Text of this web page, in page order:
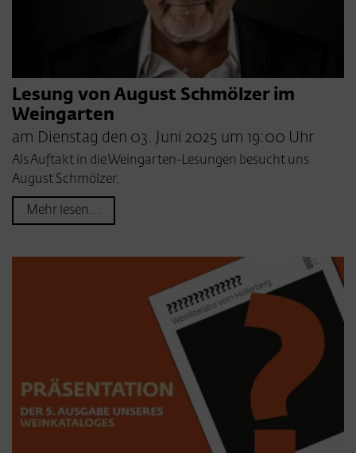
Lesung von August Schmölzer im
Weingarten
am Dienstag den 03. Juni 2025 um 19:00 Uhr
Als Auftakt in die Weingarten-Lesungen besucht uns
August Schmölzer.
Mehr lesen...